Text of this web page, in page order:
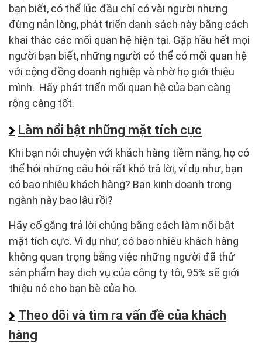
bạn biết, có thể lúc đầu chỉ có vài người nhưng
đừng nản lòng, phát triển danh sách này bằng cách
khai thác các mối quan hệ hiện tại. Gặp hầu hết mọi
người bạn biết, những người có thể có mối quan hệ
với cộng đồng doanh nghiệp và nhờ họ giới thiệu
mình. Hãy phát triển mối quan hệ của bạn càng
rộng càng tốt.
Làm nổi bật những mặt tích cực
Khi bạn nói chuyện với khách hàng tiềm năng, họ có
thể hỏi những câu hỏi rất khó trả lời, ví dụ như, bạn
có bao nhiêu khách hàng? Bạn kinh doanh trong
ngành này bao lâu rồi?
Hãy cố gắng trả lời chúng bằng cách làm nổi bật
mặt tích cực. Ví dụ như, có bao nhiêu khách hàng
không quan trọng bằng việc những người đã thử
sản phẩm hay dịch vụ của công ty tôi, 95% sẽ giới
thiệu nó cho bạn bè của họ.
Theo dõi và tìm ra vấn đề của khách
hàng